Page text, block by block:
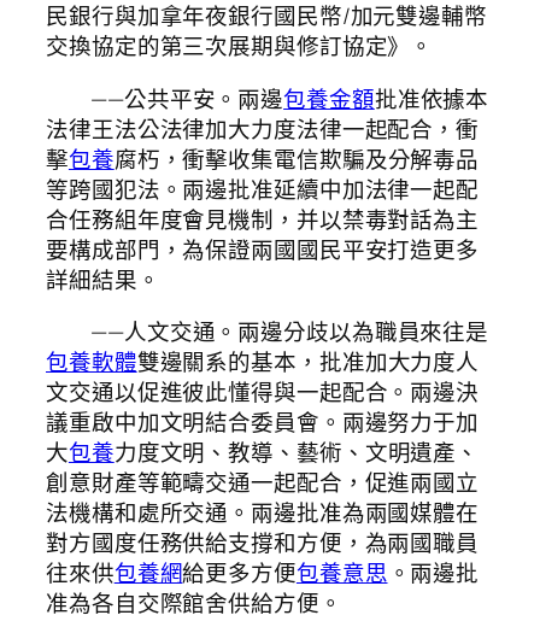
民銀行與加拿年夜銀行國民幣/加元雙邊輔幣
交換協定的第三次展期與修訂協定》。
——公共平安。兩邊包養金額批准依據本
法律王法公法律加大力度法律一起配合，衝
擊包養腐朽，衝擊收集電信欺騙及分解毒品
等跨國犯法。兩邊批准延續中加法律一起配
合任務組年度會見機制，并以禁毒對話為主
要構成部門，為保證兩國國民平安打造更多
詳細結果。
——人文交通。兩邊分歧以為職員來往是
包養軟體雙邊關系的基本，批准加大力度人
文交通以促進彼此懂得與一起配合。兩邊決
議重啟中加文明結合委員會。兩邊努力于加
大包養力度文明、教導、藝術、文明遺產、
創意財產等範疇交通一起配合，促進兩國立
法機構和處所交通。兩邊批准為兩國媒體在
對方國度任務供給支撐和方便，為兩國職員
往來供包養網給更多方便包養意思 。兩邊批
准為各自交際館舍供給方便。